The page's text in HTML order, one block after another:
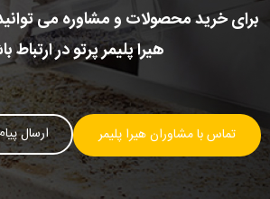
برای خرید محصولات و مشاوره می توانید
هیرا پلیمر پرتو در ارتباط
تماس با مشاوران هیرا پلیمر ارسال